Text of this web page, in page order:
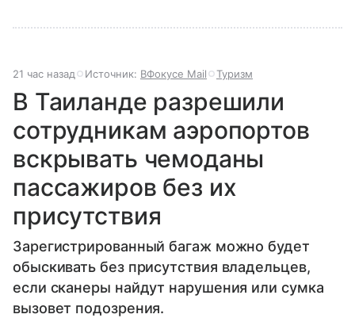
21 час назад Источник: ВФокусе Mail Туризм
В Таиланде разрешили
сотрудникам аэропортов
вскрывать чемоданы
пассажиров без их
присутствия
Зарегистрированный багаж можно будет
обыскивать без присутствия владельцев,
если сканеры найдут нарушения или сумка
вызовет подозрения.